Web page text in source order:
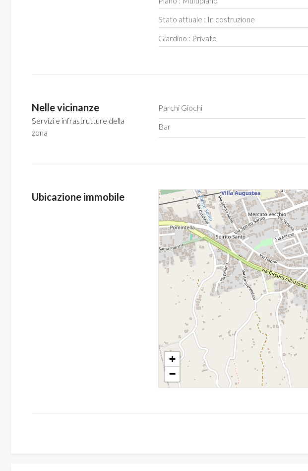
Stato attuale : In costruzione
Giardino : Privato
Nelle vicinanze
Servizi e infrastrutture della
zona
Parchi Giochi
Bar
Ubicazione immobile
+
−
Bagni
minimi